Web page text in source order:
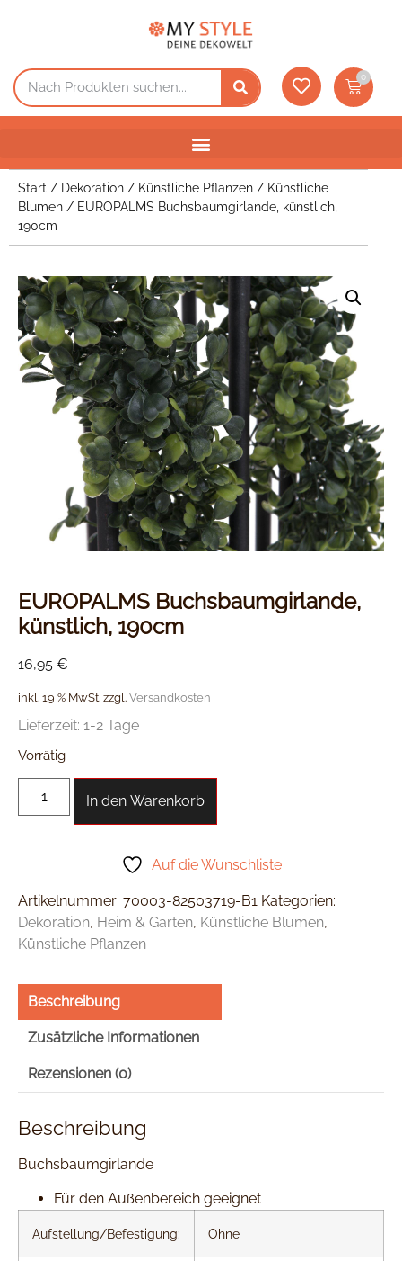
0
Start / Dekoration / Künstliche Pflanzen / Künstliche
Blumen / EUROPALMS Buchsbaumgirlande, künstlich,
190cm
EUROPALMS Buchsbaumgirlande,
künstlich, 190cm
16,95 €
inkl. 19 % MwSt. zzgl. Versandkosten
Lieferzeit: 1-2 Tage
Vorrätig
In den Warenkorb
Auf die Wunschliste
Artikelnummer: 70003-82503719-B1 Kategorien:
Dekoration, Heim & Garten, Künstliche Blumen,
Künstliche Pflanzen
Beschreibung
Zusätzliche Informationen
Rezensionen (0)
Beschreibung
Buchsbaumgirlande
Für den Außenbereich geeignet
Aufstellung/Befestigung: Ohne